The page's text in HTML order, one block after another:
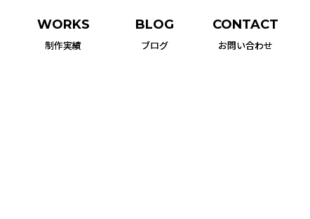
WORKS
制作実績
BLOG
ブログ
CONTACT
お問い合わせ